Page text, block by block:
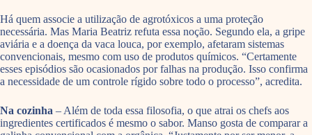
Há quem associe a utilização de agrotóxicos a uma proteção
necessária. Mas Maria Beatriz refuta essa noção. Segundo ela, a gripe
aviária e a doença da vaca louca, por exemplo, afetaram sistemas
convencionais, mesmo com uso de produtos químicos. “Certamente
esses episódios são ocasionados por falhas na produção. Isso confirma
a necessidade de um controle rígido sobre todo o processo”, acredita.
Na cozinha – Além de toda essa filosofia, o que atrai os chefs aos
ingredientes certificados é mesmo o sabor. Manso gosta de comparar a